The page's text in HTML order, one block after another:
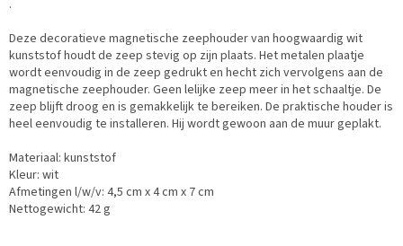
.
Deze decoratieve magnetische zeephouder van hoogwaardig wit
kunststof houdt de zeep stevig op zijn plaats. Het metalen plaatje
wordt eenvoudig in de zeep gedrukt en hecht zich vervolgens aan de
magnetische zeephouder. Geen lelijke zeep meer in het schaaltje. De
zeep blijft droog en is gemakkelijk te bereiken. De praktische houder is
heel eenvoudig te installeren. Hij wordt gewoon aan de muur geplakt.
Materiaal: kunststof
Kleur: wit
Afmetingen l/w/v: 4,5 cm x 4 cm x 7 cm
Nettogewicht: 42 g